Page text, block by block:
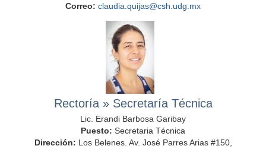
Correo: claudia.quijas@csh.udg.mx
Rectoría» Secretaría Técnica
Lic. Erandi Barbosa Garibay
Puesto: Secretaria Técnica
Dirección: Los Belenes. Av. José Parres Arias #150,